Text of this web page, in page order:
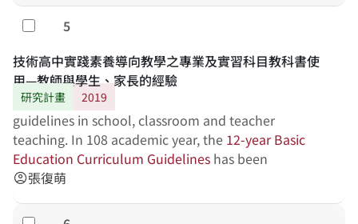
勾選
5
技術高中實踐素養導向教學之專業及實習科目教科書使
用—教師與學生、家長的經驗
研究計畫 2019
guidelines in school, classroom and teacher
teaching. In 108 academic year, the 12-year Basic
Education Curriculum Guidelines has been
account_circle張復萌